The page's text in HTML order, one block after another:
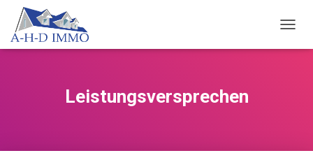
Leistungsversprechen